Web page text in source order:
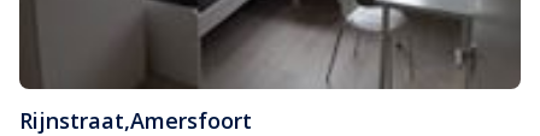
Rijnstraat,Amersfoort